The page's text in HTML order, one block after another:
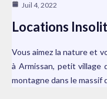
Juil 4, 2022
Locations
Vous aimez la nature et
à Armissan, petit village
montagne dans le massif